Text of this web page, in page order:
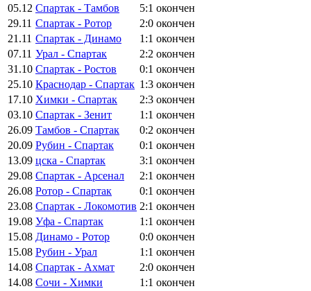
05.12 Спартак - Тамбов 5:1 окончен
29.11 Спартак - Ротор 2:0 окончен
21.11 Спартак - Динамо 1:1 окончен
07.11 Урал - Спартак 2:2 окончен
31.10 Спартак - Ростов 0:1 окончен
25.10 Краснодар - Спартак 1:3 окончен
17.10 Химки - Спартак 2:3 окончен
03.10 Спартак - Зенит 1:1 окончен
26.09 Тамбов - Спартак 0:2 окончен
20.09 Рубин - Спартак 0:1 окончен
13.09 цска - Спартак 3:1 окончен
29.08 Спартак - Арсенал 2:1 окончен
26.08 Ротор - Спартак 0:1 окончен
23.08 Спартак - Локомотив 2:1 окончен
19.08 Уфа - Спартак 1:1 окончен
15.08 Динамо - Ротор 0:0 окончен
15.08 Рубин - Урал 1:1 окончен
14.08 Спартак - Ахмат 2:0 окончен
14.08 Сочи - Химки 1:1 окончен